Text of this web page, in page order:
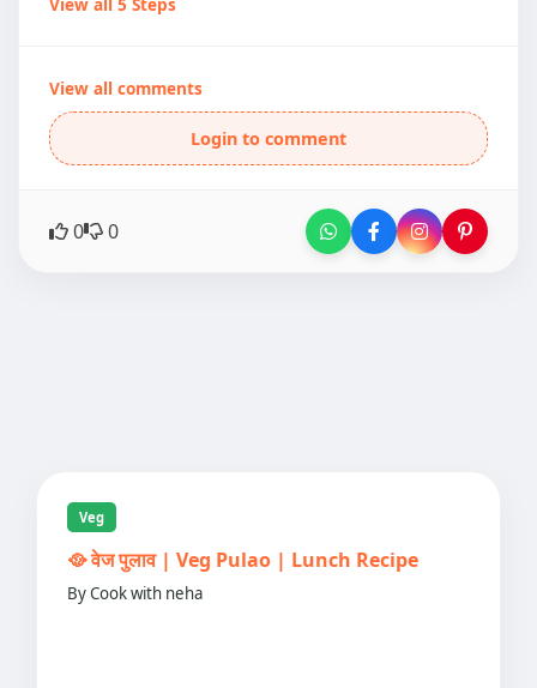
View all comments
Login to comment
0 0
Veg
🥘 वेज पुलाव | Veg Pulao | Lunch Recipe
By Cook with neha